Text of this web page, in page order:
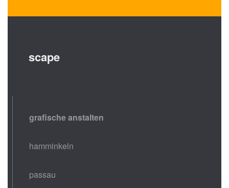
scape
grafische anstalten
hamminkeln
passau